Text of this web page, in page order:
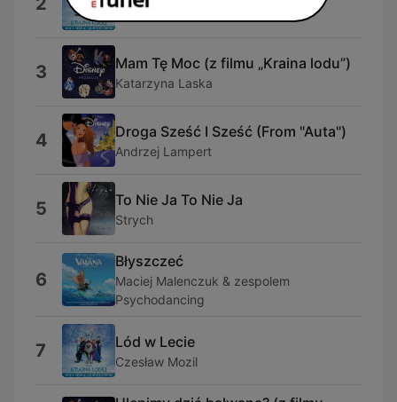
3 Mam Tę Moc (z filmu „Kraina lodu”)
Katarzyna Laska
4 Droga Sześć I Sześć (From "Auta")
Andrzej Lampert
5 To Nie Ja To Nie Ja
Strych
6
Błyszczeć
Maciej Malenczuk & zespolem
Psychodancing
7 Lód w Lecie
Czesław Mozil